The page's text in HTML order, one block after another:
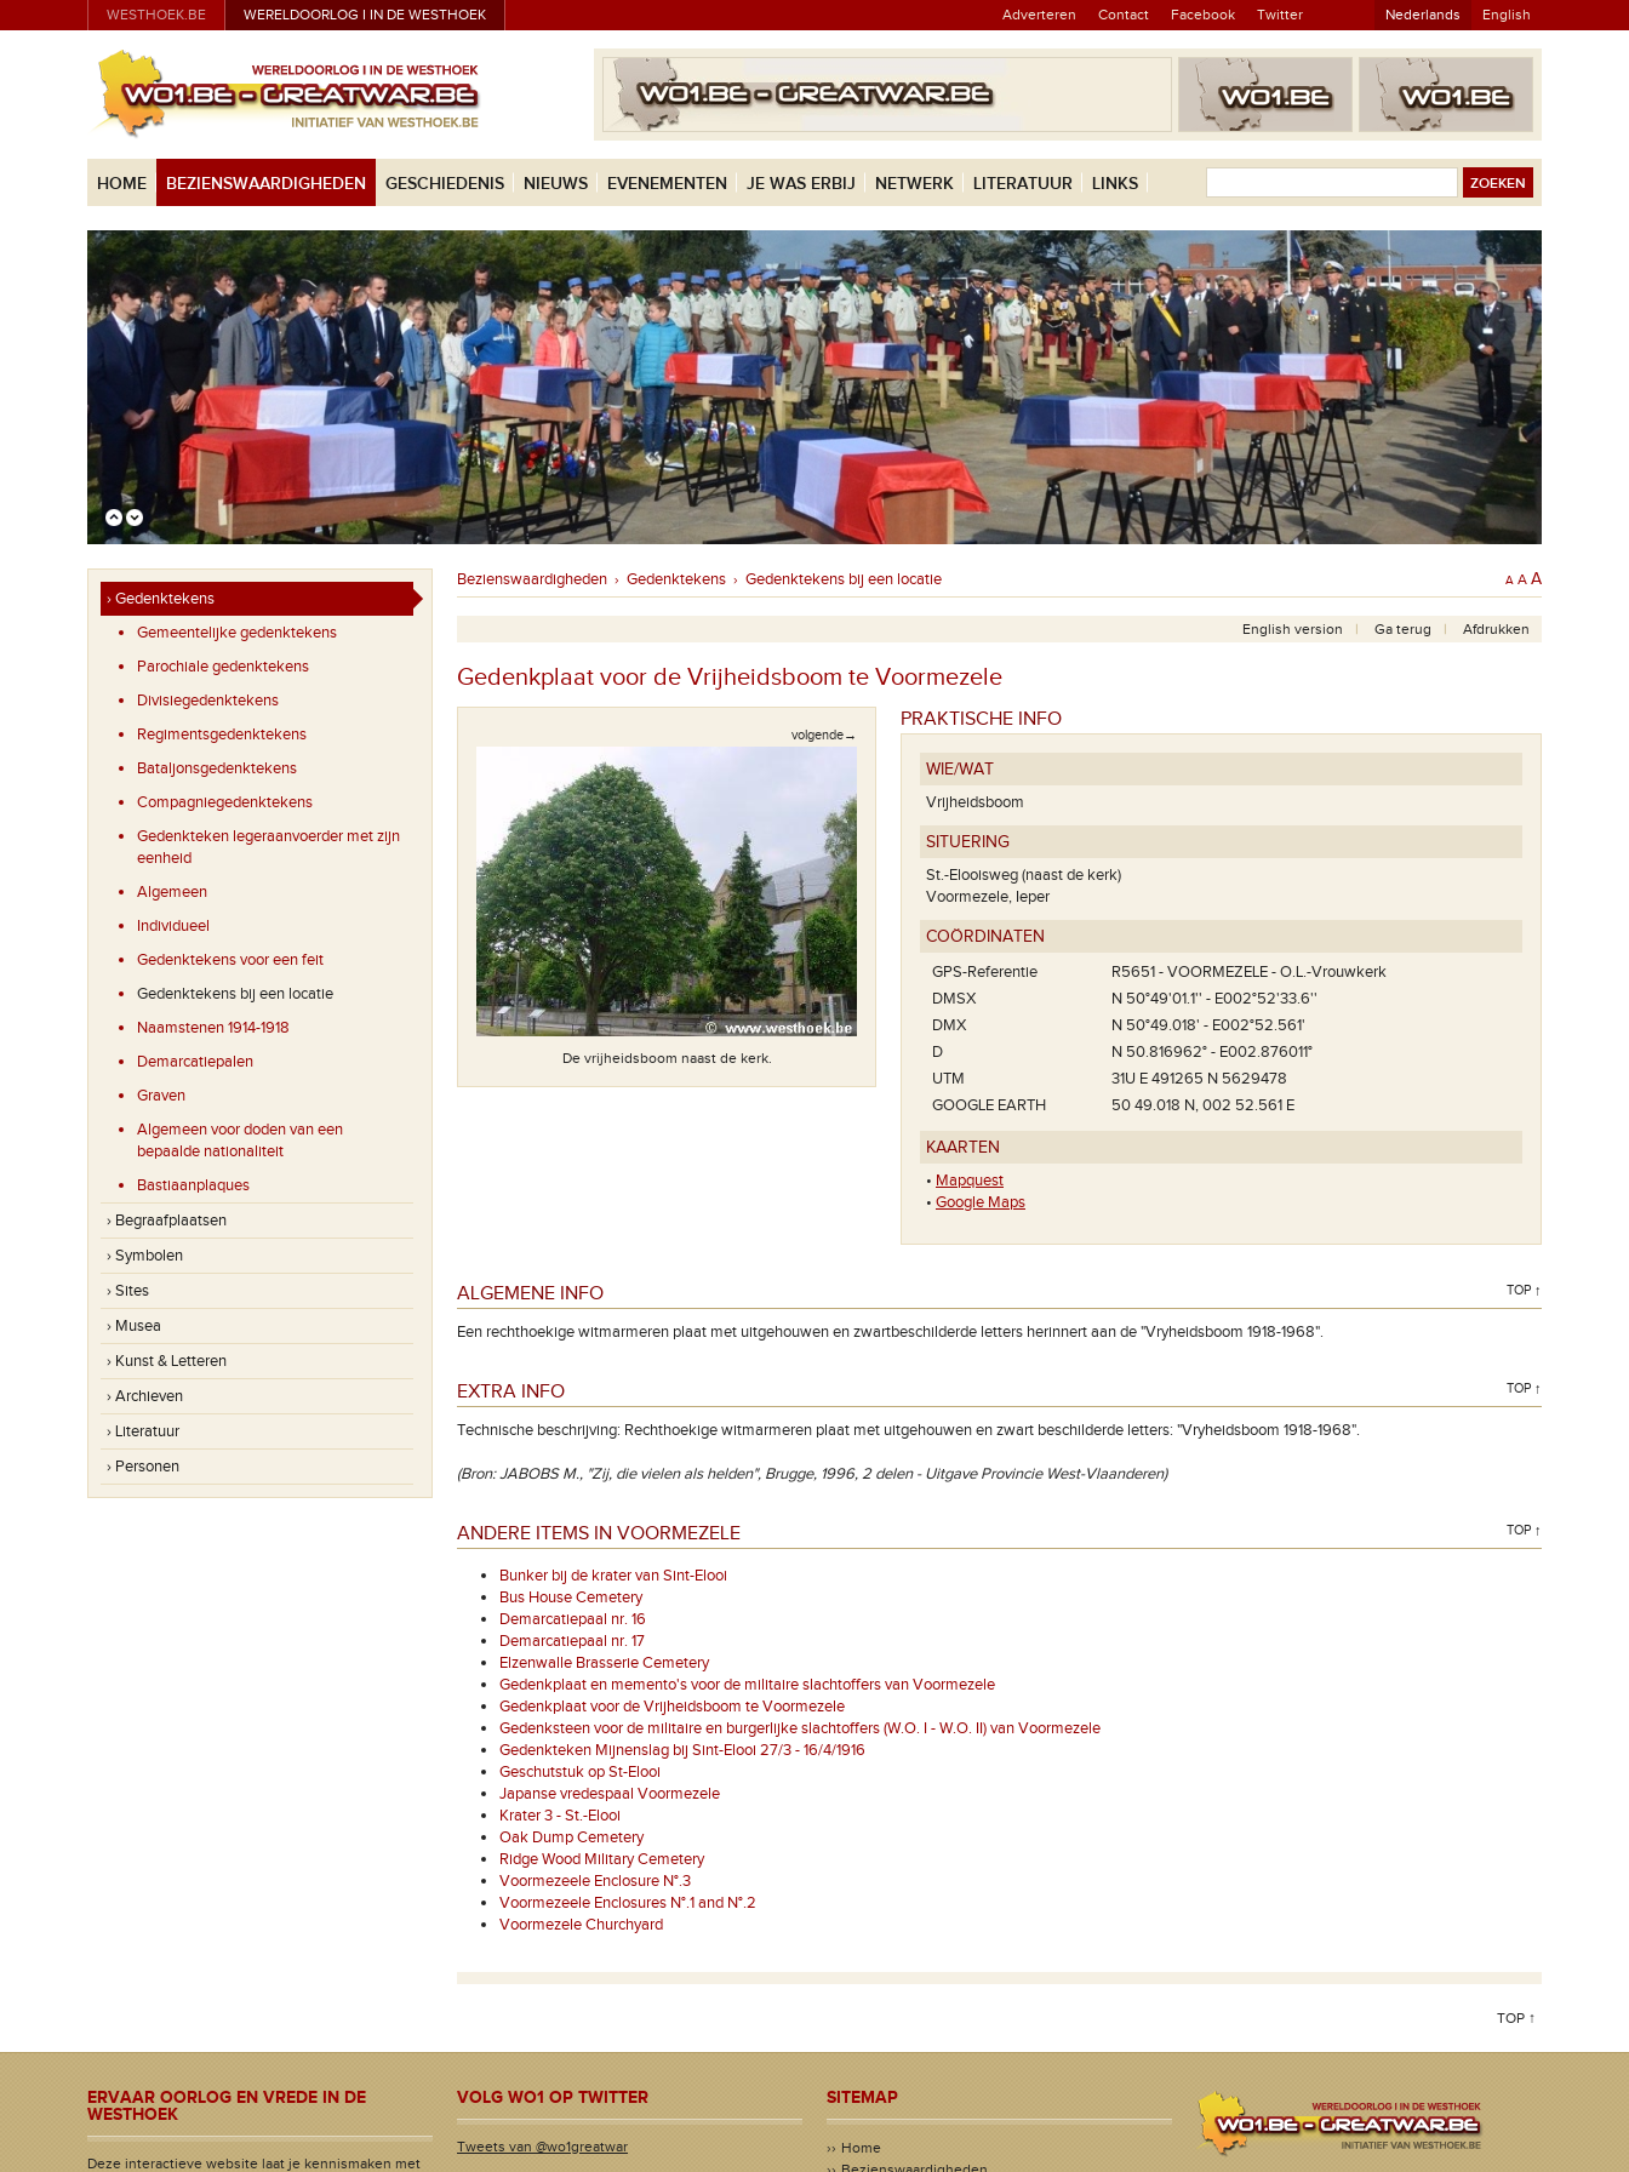
WESTHOEK.BE WERELDOORLOG I IN DE WESTHOEK Adverteren Contact Facebook Twitter Nederlands English
HOME BEZIENSWAARDIGHEDEN GESCHIEDENIS NIEUWS EVENEMENTEN JE WAS ERBIJ NETWERK LITERATUUR LINKS
› Gedenktekens
Gemeentelijke gedenktekens
Parochiale gedenktekens
Divisiegedenktekens
Regimentsgedenktekens
Bataljonsgedenktekens
Compagniegedenktekens
Gedenkteken legeraanvoerder met zijn
eenheid
Algemeen
Individueel
Gedenktekens voor een feit
Gedenktekens bij een locatie
Naamstenen 1914-1918
Demarcatiepalen
Graven
Algemeen voor doden van een
bepaalde nationaliteit
Bastiaanplaques
› Begraafplaatsen
› Symbolen
› Sites
› Musea
› Kunst & Letteren
› Archieven
› Literatuur
› Personen
Bezienswaardigheden › Gedenktekens › Gedenktekens bij een locatie A A A
English version Ga terug Afdrukken
Gedenkplaat voor de Vrijheidsboom te Voormezele
volgende→
Gedenksteen geplaatst op 07/11/2008 onthuld door de
kinderen van de VBS Voormezele
De vrijheidsboom naast de kerk.
Gedenksteen geplaatst in 1968, 50 jaar na het einde van
Gedenksteen geplaatst op 07/11/2008 onthuld door de
PRAKTISCHE INFO
WIE/WAT
Vrijheidsboom
SITUERING
St.-Elooisweg (naast de kerk)
Voormezele, Ieper
COÖRDINATEN
GPS-Referentie
R5651 - VOORMEZELE - O.L.-Vrouwkerk
DMSX
N 50°49'01.1'' - E002°52'33.6''
DMX
N 50°49.018' - E002°52.561'
D
N 50.816962° - E002.876011°
UTM
31U E 491265 N 5629478
GOOGLE EARTH
50 49.018 N, 002 52.561 E
KAARTEN
• Mapquest
• Google Maps
ALGEMENE INFO TOP ↑
Een rechthoekige witmarmeren plaat met uitgehouwen en zwartbeschilderde letters herinnert aan de "Vryheidsboom 1918-1968".
EXTRA INFO TOP ↑
Technische beschrijving: Rechthoekige witmarmeren plaat met uitgehouwen en zwart beschilderde letters: "Vryheidsboom 1918-1968".
(Bron: JABOBS M., "Zij, die vielen als helden", Brugge, 1996, 2 delen - Uitgave Provincie West-Vlaanderen)
ANDERE ITEMS IN VOORMEZELE TOP ↑
Bunker bij de krater van Sint-Elooi
Bus House Cemetery
Demarcatiepaal nr. 16
Demarcatiepaal nr. 17
Elzenwalle Brasserie Cemetery
Gedenkplaat en memento's voor de militaire slachtoffers van Voormezele
Gedenkplaat voor de Vrijheidsboom te Voormezele
Gedenksteen voor de militaire en burgerlijke slachtoffers (W.O. I - W.O. II) van Voormezele
Gedenkteken Mijnenslag bij Sint-Elooi 27/3 - 16/4/1916
Geschutstuk op St-Elooi
Japanse vredespaal Voormezele
Krater 3 - St.-Elooi
Oak Dump Cemetery
Ridge Wood Military Cemetery
Voormezeele Enclosure N°.3
Voormezeele Enclosures N°.1 and N°.2
Voormezele Churchyard
TOP ↑
ERVAAR OORLOG EN VREDE IN DE
WESTHOEK
Deze interactieve website laat je kennismaken met
VOLG WO1 OP TWITTER
Tweets van @wo1greatwar
SITEMAP
Home